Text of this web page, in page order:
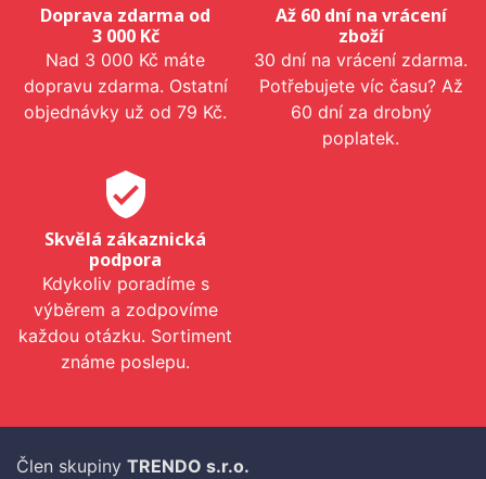
Doprava zdarma od
3 000 Kč
Nad 3 000 Kč máte
dopravu zdarma. Ostatní
objednávky už od 79 Kč.
Až 60 dní na vrácení
zboží
30 dní na vrácení zdarma.
Potřebujete víc času? Až
60 dní za drobný
poplatek.
verified_user
Skvělá zákaznická
podpora
Kdykoliv poradíme s
výběrem a zodpovíme
každou otázku. Sortiment
známe poslepu.
Člen skupiny TRENDO s.r.o.